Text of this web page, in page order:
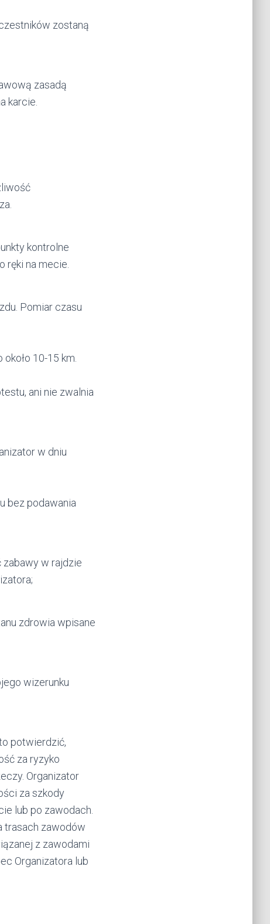
zostaną
zasadą
karcie.
kontrolne
ręki na mecie.
Pomiar czasu
10-15 km.
ani nie zwalnia
w dniu
bez podawania
w rajdzie
zdrowia wpisane
wizerunku
potwierdzić,
za ryzyko
Organizator
za szkody
lub po zawodach.
trasach zawodów
z zawodami
Organizatora lub